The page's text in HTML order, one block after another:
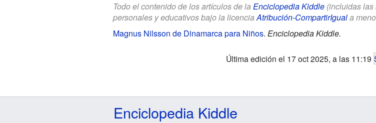
Todo el contenido de los artículos de la Enciclopedia Kiddle(incluidas las
personales y educativos bajo la licenciaAtribución-CompartirIguala
Magnus Nilsson de Dinamarca para Niños. Enciclopedia Kiddle.
Última edición el 17 oct 2025, a las 11:19
Enciclopedia Kiddle